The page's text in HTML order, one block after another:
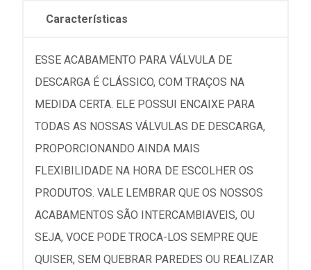
Características
ESSE ACABAMENTO PARA VÁLVULA DE
DESCARGA É CLÁSSICO, COM TRAÇOS NA
MEDIDA CERTA. ELE POSSUI ENCAIXE PARA
TODAS AS NOSSAS VÁLVULAS DE DESCARGA,
PROPORCIONANDO AINDA MAIS
FLEXIBILIDADE NA HORA DE ESCOLHER OS
PRODUTOS. VALE LEMBRAR QUE OS NOSSOS
ACABAMENTOS SÃO INTERCAMBIAVEIS, OU
SEJA, VOCE PODE TROCA-LOS SEMPRE QUE
QUISER, SEM QUEBRAR PAREDES OU REALIZAR